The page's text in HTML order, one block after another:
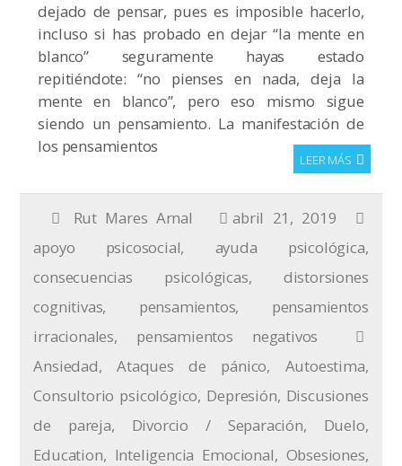
dejado de pensar, pues es imposible hacerlo,
incluso si has probado en dejar “la mente en
blanco” seguramente hayas estado
repitiéndote: “no pienses en nada, deja la
mente en blanco”, pero eso mismo sigue
siendo un pensamiento. La manifestación de
los pensamientos
LEER MÁS
Rut Mares Arnal
abril 21, 2019
apoyo psicosocial, ayuda psicológica,
consecuencias psicológicas, distorsiones
cognitivas, pensamientos, pensamientos
irracionales, pensamientos negativos
Ansiedad,Ataques de pánico, Autoestima,
Consultorio psicológico, Depresión, Discusiones
de pareja, Divorcio / Separación, Duelo,
Education, Inteligencia Emocional, Obsesiones,